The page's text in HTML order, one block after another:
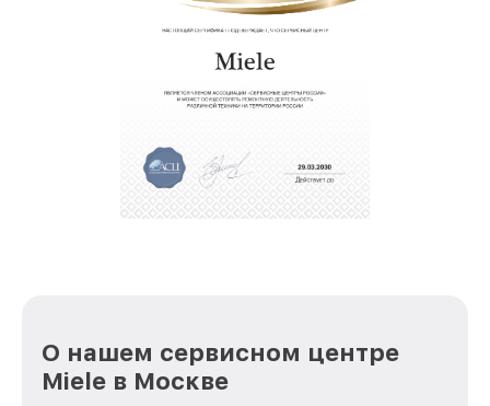
О нашем сервисном центре
Miele в Москве